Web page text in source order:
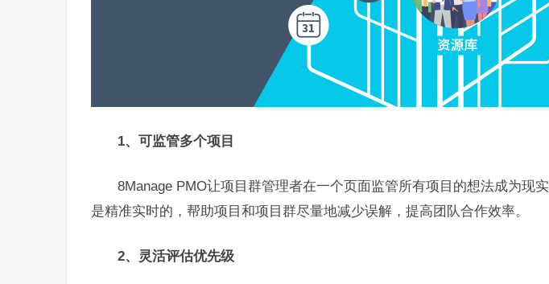
1、可监管多个项目
8Manage PMO让项目群管理者在一个页面监管所有项目的想法成为现
是精准实时的，帮助项目和项目群尽量地减少误解，提高团队合作效率。
2、灵活评估优先级